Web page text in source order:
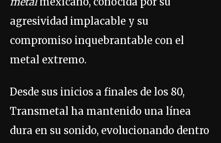
agresividad implacable y su
compromiso inquebrantable con el
metal extremo.
Desde sus inicios a finales de los 80,
Transmetal ha mantenido una línea
dura en su sonido, evolucionando dentro